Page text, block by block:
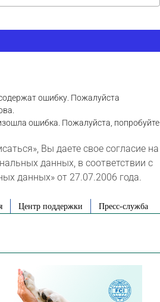
ошибку. Пожалуйста
ошибка. Пожалуйста, попробуйте
Вы даете свое согласие на
данных, в соответствии с
данных» от 27.07.2006 года.
Центр поддержки Пресс-служба